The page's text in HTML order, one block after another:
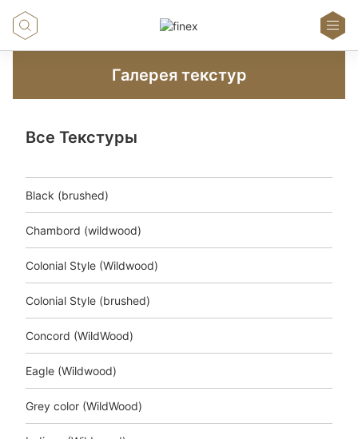
Галерея текстур
Все Текстуры
Black (brushed)
Chambord (wildwood)
Colonial Style (Wildwood)
Colonial Style (brushed)
Concord (WildWood)
Eagle (Wildwood)
Grey color (WildWood)